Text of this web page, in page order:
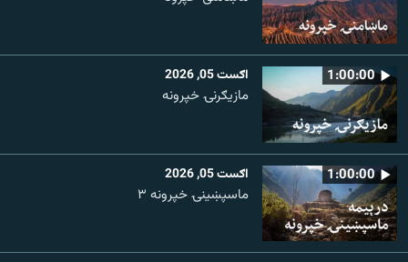
1:00:00 اګست 05, 2026
مازیګرنۍ خپرونه
1:00:00 اګست 05, 2026
ماسپښینۍ خپرونه ۳